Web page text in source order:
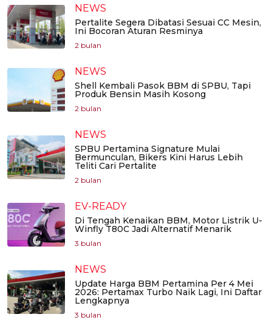
NEWS
Pertalite Segera Dibatasi Sesuai CC Mesin,
Ini Bocoran Aturan Resminya
2 bulan
NEWS
Shell Kembali Pasok BBM di SPBU, Tapi
Produk Bensin Masih Kosong
2 bulan
NEWS
SPBU Pertamina Signature Mulai
Bermunculan, Bikers Kini Harus Lebih
Teliti Cari Pertalite
2 bulan
EV-READY
Di Tengah Kenaikan BBM, Motor Listrik U-
Winfly T80C Jadi Alternatif Menarik
3 bulan
NEWS
Update Harga BBM Pertamina Per 4 Mei
2026: Pertamax Turbo Naik Lagi, Ini Daftar
Lengkapnya
3 bulan